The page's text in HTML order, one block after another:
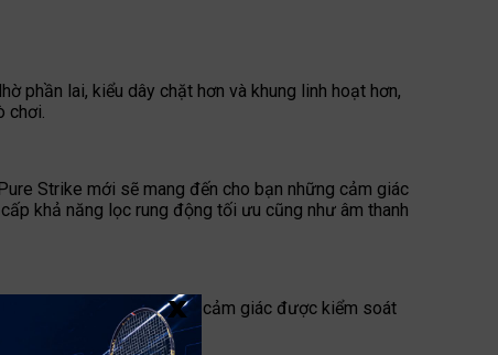
phần lai, kiểu dây chặt hơn và khung linh hoạt hơn,
chơi.
Strike mới sẽ mang đến cho bạn những cảm giác
khả năng lọc rung động tối ưu cũng như âm thanh
âm thanh trầm hơn, cho cảm giác được kiểm soát
x